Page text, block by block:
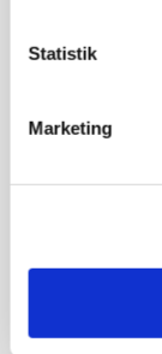
Statistik
Marketing